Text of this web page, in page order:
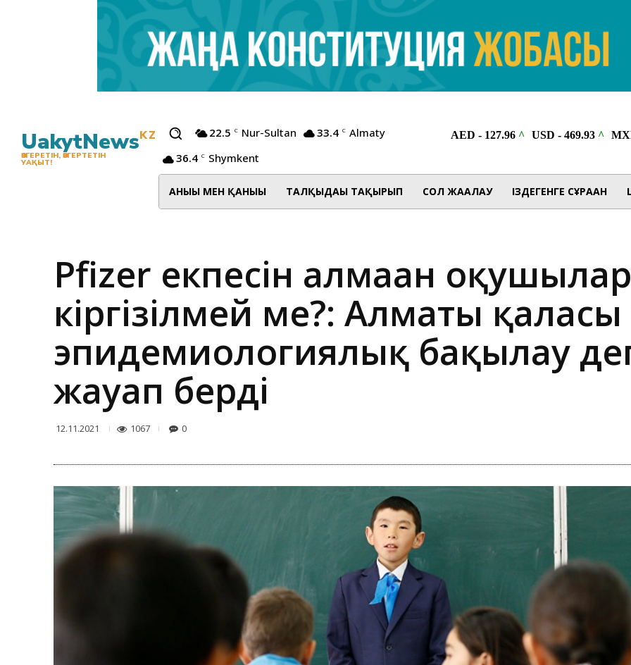
UakytNewsKZ
ӨЗГЕРЕТІН, ӨЗГЕРТЕТІН
УАҚЫТ!
22.5 C Nur-Sultan 33.4 C Almaty
36.4 C Shymkent
АНЫҒЫ МЕН ҚАНЫҒЫ ТАЛҚЫДАҒЫ ТАҚЫРЫП СОЛ ЖАҒАЛАУ ІЗДЕГЕНГЕ СҰРАҒАН
Pfizer екпесін алмаған
кіргізілмей ме?: Алматы
эпидемиологиялық бақылау
жауап берді
12.11.2021 1067 0